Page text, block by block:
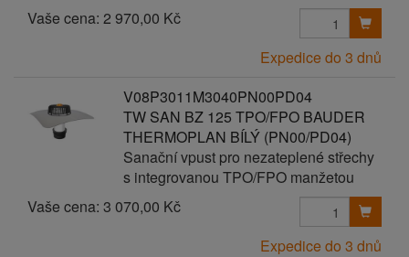
Vaše cena: 2 970,00 Kč
Expedice do 3 dnů
V08P3011M3040PN00PD04
TW SAN BZ 125 TPO/FPO BAUDER
THERMOPLAN BÍLÝ (PN00/PD04)
Sanační vpust pro nezateplené střechy
s integrovanou TPO/FPO manžetou
Vaše cena: 3 070,00 Kč
Expedice do 3 dnů